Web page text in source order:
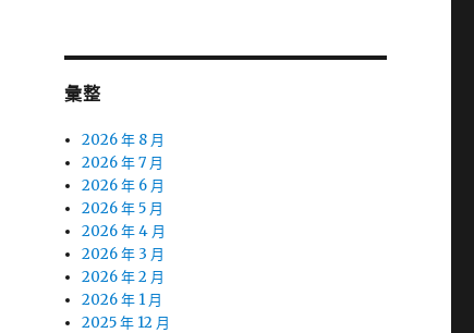
彙整
2026 年 8 月
2026 年 7 月
2026 年 6 月
2026 年 5 月
2026 年 4 月
2026 年 3 月
2026 年 2 月
2026 年 1 月
2025 年 12 月